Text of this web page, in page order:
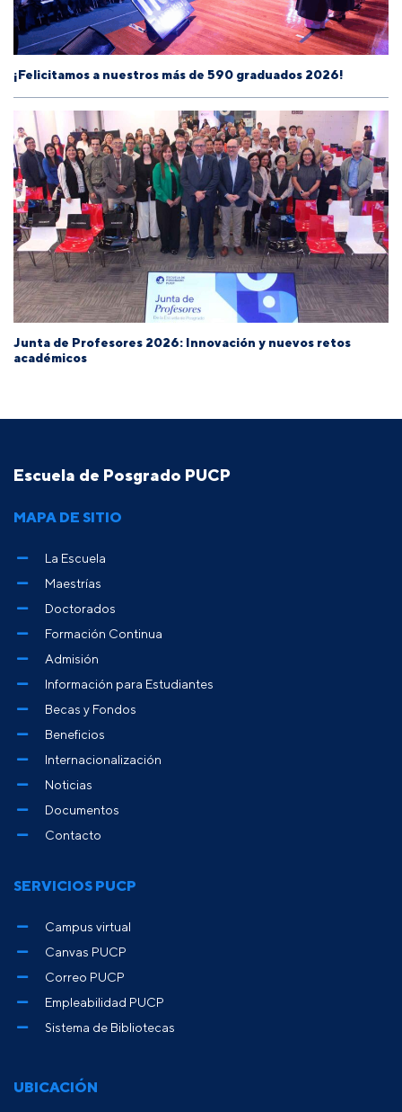
¡Felicitamos a nuestros más de 590 graduados 2026!
Junta de Profesores 2026: Innovación y nuevos retos
académicos
Escuela de Posgrado PUCP
UBICACIÓN
MAPA DE SITIO
La Escuela
Maestrías
Doctorados
Formación Continua
Admisión
Información para Estudiantes
Becas y Fondos
Beneficios
Internacionalización
Noticias
Documentos
Contacto
SERVICIOS PUCP
Campus virtual
Canvas PUCP
Correo PUCP
Empleabilidad PUCP
Sistema de Bibliotecas